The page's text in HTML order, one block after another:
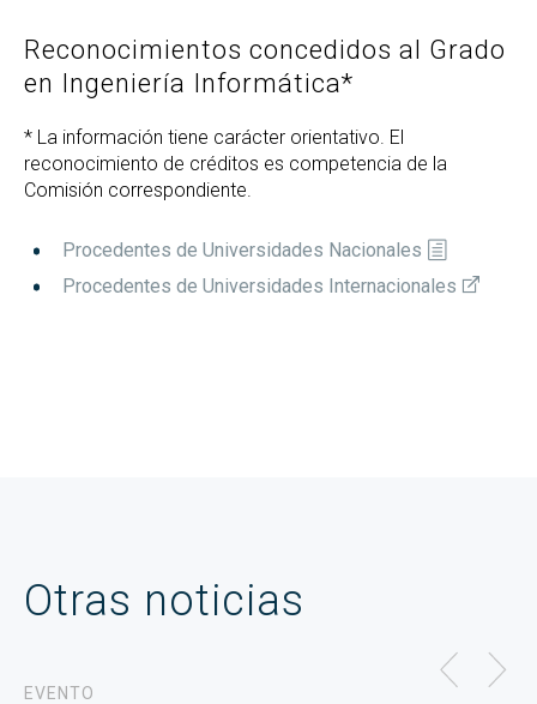
Reconocimientos concedidos al Grado
en Ingeniería Informática*
* La información tiene carácter orientativo. El
reconocimiento de créditos es competencia de la
Comisión correspondiente.
Procedentes de Universidades Nacionales
Procedentes de Universidades Internacionales
Otras noticias
EVENTO